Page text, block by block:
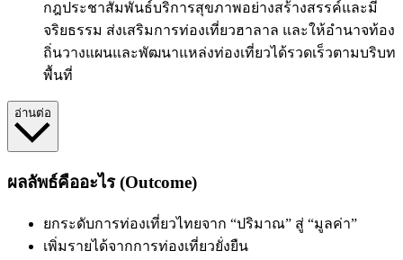
กฎประชาสัมพันธ์บริการสุขภาพอย่างสร้างสรรค์และมี
จริยธรรม ส่งเสริมการท่องเที่ยวฮาลาล และให้อำนาจท้อง
ถิ่นวางแผนและพัฒนาแหล่งท่องเที่ยวได้รวดเร็วตามบริบท
พื้นที่
อ่านต่อ
ผลลัพธ์คืออะไร (Outcome)
ยกระดับการท่องเที่ยวไทยจาก “ปริมาณ” สู่ “มูลค่า”
เพิ่มรายได้จากการท่องเที่ยวยั่งยืน